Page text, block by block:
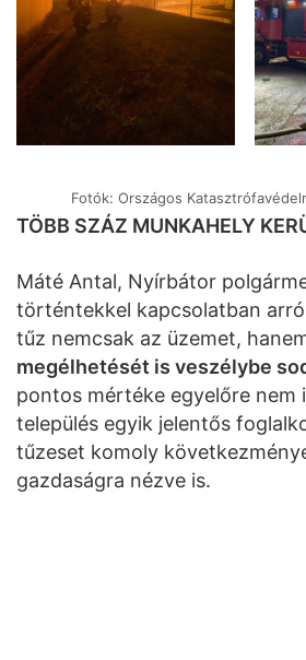
Fotók: Országos
TÖBB SZÁZ MUNKAHELY
Máté Antal, Nyírbátor
történtekkel kapcsolatban
tűz nemcsak az üzemet,
megélhetését is veszélybe
pontos mértéke egyelőre nem
település egyik jelentős
tűzeset komoly
gazdaságra nézve is.